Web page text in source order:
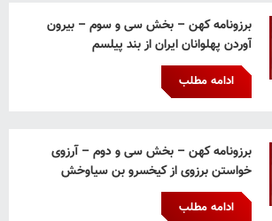
برزونامه کهن – بخش سی و سوم – بیرون
آوردن پهلوانان ایران از بند پیلسم
ادامه مطلب
برزونامه کهن – بخش سی و دوم – آرزوی
خواستن برزوی از کیخسرو بن سیاوخش
ادامه مطلب